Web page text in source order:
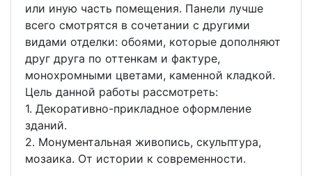
или иную часть помещения. Панели лучше
всего смотрятся в сочетании с другими
видами отделки: обоями, которые дополняют
друг друга по оттенкам и фактуре,
монохромными цветами, каменной кладкой.
Цель данной работы рассмотреть:
1. Декоративно-прикладное оформление
зданий.
2. Монументальная живопись, скульптура,
мозаика. От истории к современности.